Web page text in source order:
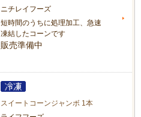
ニチレイフーズ
短時間のうちに処理加工、急速
凍結したコーンです
販売準備中
スイートコーンジャンボ 1本